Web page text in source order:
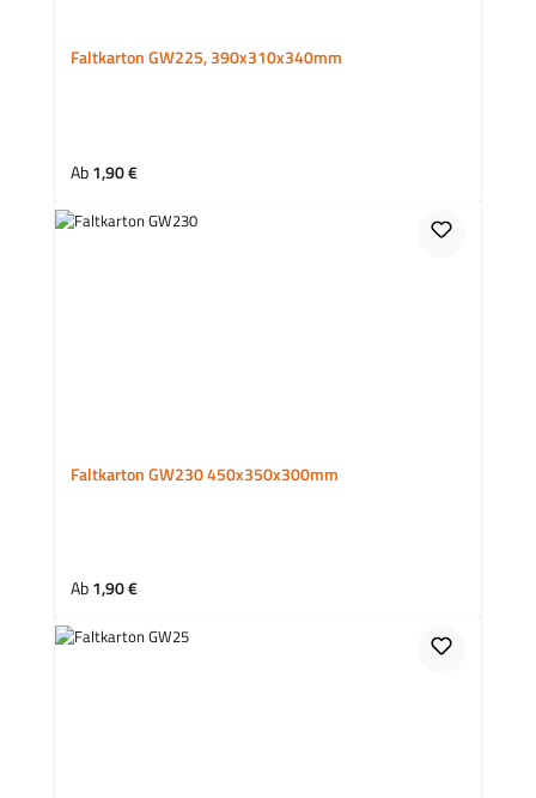
Faltkarton GW225, 390x310x340mm
Regulärer Preis:
Ab1,90 €
Faltkarton GW230 450x350x300mm
Regulärer Preis:
Ab1,90 €